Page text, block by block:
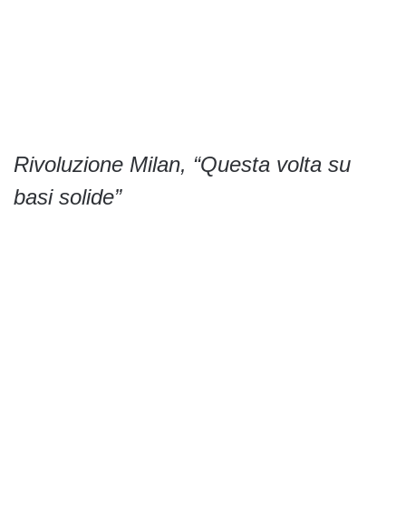
Rivoluzione Milan, “Questa volta su
basi solide”